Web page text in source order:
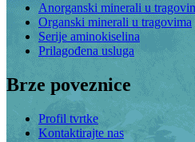
Anorganski minerali u
Organski minerali u tragovima
Serije aminokiselina
Prilagođena usluga
Brze poveznice
Profil tvrtke
Kontaktirajte nas